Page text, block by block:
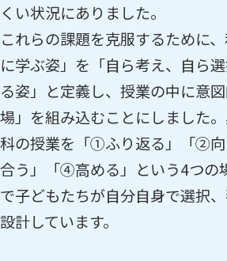
くい状況にありました。
これらの課題を克服するために
に学ぶ姿」を「自ら考え、自ら
る姿」と定義し、授業の中に意
場」を組み込むことにしました
科の授業を「①ふり返る」「②
合う」「④高める」という4つの
で子どもたちが自分自身で選択
設計しています。